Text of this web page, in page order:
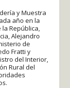
y Muestra
año en la
República,
Alejandro
de
Fratti y
del Interior,
Rural del